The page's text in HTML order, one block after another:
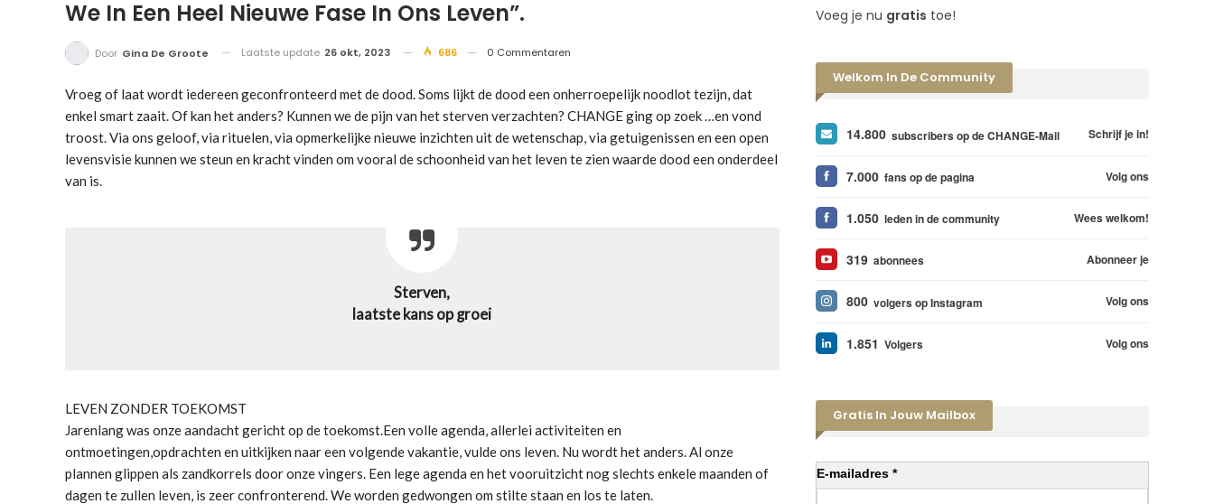
We In Een Heel Nieuwe Fase In Ons Leven”.
Door Gina De Groote Laatste update 26 okt, 2023 686 0 Commentaren
Vroeg of laat wordt iedereen geconfronteerd met de dood. Soms lijkt de dood een onherroepelijk noodlot tezijn, dat
enkel smart zaait. Of kan het anders? Kunnen we de pijn van het sterven verzachten? CHANGE ging op zoek …en vond
troost. Via ons geloof, via rituelen, via opmerkelijke nieuwe inzichten uit de wetenschap, via getuigenissen en een open
levensvisie kunnen we steun en kracht vinden om vooral de schoonheid van het leven te zien waarde dood een onderdeel
van is.
Sterven,
laatste kans op groei
LEVEN ZONDER TOEKOMST
Jarenlang was onze aandacht gericht op de toekomst.Een volle agenda, allerlei activiteiten en
ontmoetingen,opdrachten en uitkijken naar een volgende vakantie, vulde ons leven. Nu wordt het anders. Al onze
plannen glippen als zandkorrels door onze vingers. Een lege agenda en het vooruitzicht nog slechts enkele maanden of
dagen te zullen leven, is zeer confronterend. We worden gedwongen om stilte staan en los te laten.
Voeg je nu gratis toe!
Welkom In De Community
14.800 subscribers op de CHANGE-Mail Schrijf je in!
7.000 fans op de pagina Volg ons
1.050 leden in de community Wees welkom!
319 abonnees Abonneer je
800 volgers op Instagram Volg ons
1.851 Volgers Volg ons
Gratis In Jouw Mailbox
E-mailadres *